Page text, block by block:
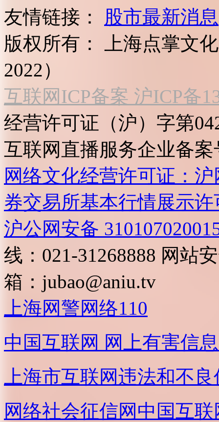
友情链接：
股市最新消息
版权所有：
上海点掌文
2022）
互联网ICP备案 沪ICP备
经营许可证（沪）字第
互联网直播服务企业备案
网络文化经营许可证：
券交易所基本行情展示许
沪公网安备
线：021-31268888 网站
箱： jubao@aniu.tv
上海网警网络110
中国互联网 网上有害信
上海市互联网违法和不
网络社会征信网 中国互